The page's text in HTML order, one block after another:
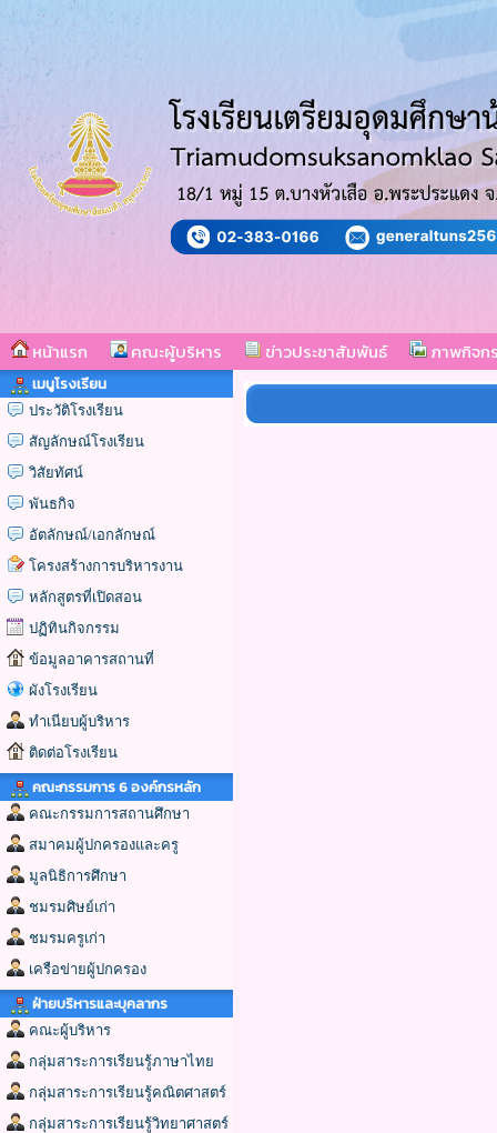
หน้าแรก คณะผู้บริหาร ข่าวประชาสัมพันธ์ ภาพกิจก
เมนูโรงเรียน
ประวัติโรงเรียน
สัญลักษณ์โรงเรียน
วิสัยทัศน์
พันธกิจ
อัตลักษณ์/เอกลักษณ์
โครงสร้างการบริหารงาน
หลักสูตรที่เปิดสอน
ปฏิทินกิจกรรม
ข้อมูลอาคารสถานที่
ผังโรงเรียน
ทำเนียบผู้บริหาร
ติดต่อโรงเรียน
คณะกรรมการ 6 องค์กรหลัก
คณะกรรมการสถานศึกษา
สมาคมผู้ปกครองและครู
มูลนิธิการศึกษา
ชมรมศิษย์เก่า
ชมรมครูเก่า
เครือข่ายผู้ปกครอง
ฝ่ายบริหารและบุคลากร
คณะผู้บริหาร
กลุ่มสาระการเรียนรู้ภาษาไทย
กลุ่มสาระการเรียนรู้คณิตศาสตร์
กลุ่มสาระการเรียนรู้วิทยาศาสตร์